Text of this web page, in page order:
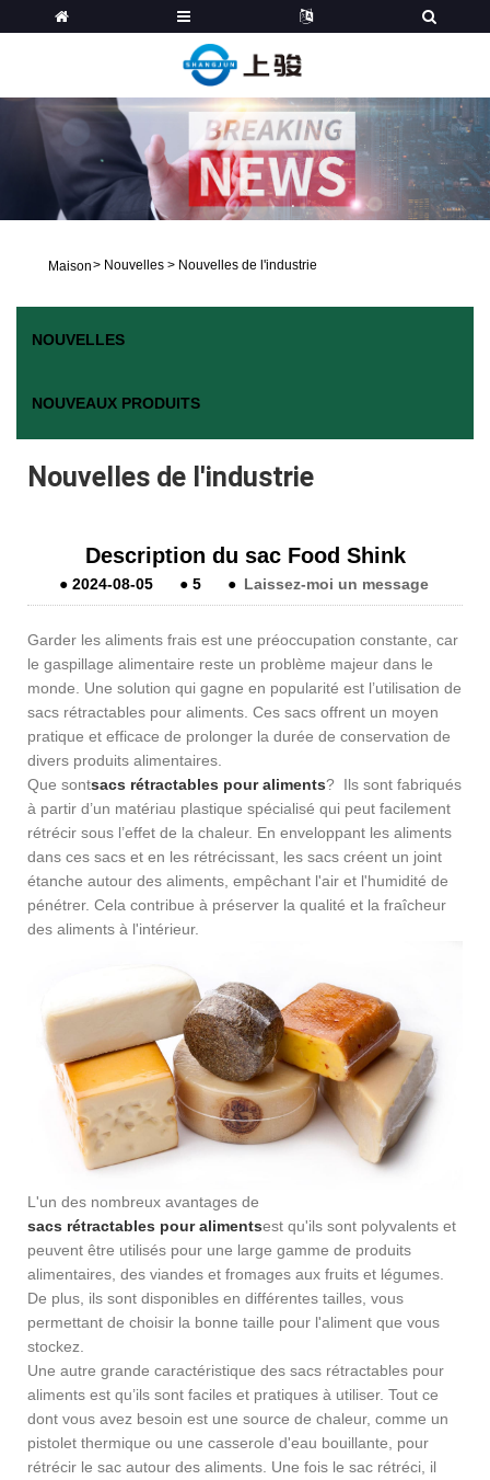
Maison> Nouvelles > Nouvelles de l'industrie
NOUVELLES
NOUVEAUX PRODUITS
Nouvelles de l'industrie
Description du sac Food Shink
● 2024-08-05 ● 5 ● Laissez-moi un message
Garder les aliments frais est une préoccupation constante, car
le gaspillage alimentaire reste un problème majeur dans le
monde. Une solution qui gagne en popularité est l’utilisation de
sacs rétractables pour aliments. Ces sacs offrent un moyen
pratique et efficace de prolonger la durée de conservation de
divers produits alimentaires.
Que sontsacs rétractables pour aliments? Ils sont fabriqués
à partir d’un matériau plastique spécialisé qui peut facilement
rétrécir sous l’effet de la chaleur. En enveloppant les aliments
dans ces sacs et en les rétrécissant, les sacs créent un joint
étanche autour des aliments, empêchant l'air et l'humidité de
pénétrer. Cela contribue à préserver la qualité et la fraîcheur
des aliments à l'intérieur.
L'un des nombreux avantages de
sacs rétractables pour alimentsest qu'ils sont polyvalents et
peuvent être utilisés pour une large gamme de produits
alimentaires, des viandes et fromages aux fruits et légumes.
De plus, ils sont disponibles en différentes tailles, vous
permettant de choisir la bonne taille pour l'aliment que vous
stockez.
Une autre grande caractéristique des sacs rétractables pour
aliments est qu’ils sont faciles et pratiques à utiliser. Tout ce
dont vous avez besoin est une source de chaleur, comme un
pistolet thermique ou une casserole d'eau bouillante, pour
rétrécir le sac autour des aliments. Une fois le sac rétréci, il